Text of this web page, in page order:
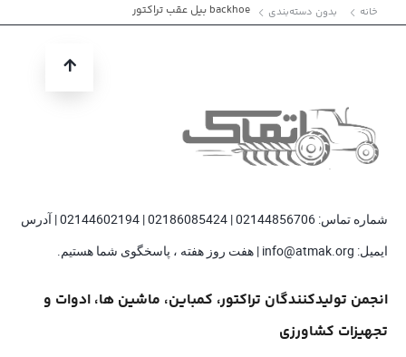
خانه بدون دسته‌بندی backhoe بیل عقب تراکتور
شماره تماس: 02144856706 | 02186085424 | 02144602194 | آدرس
ایمیل: info@atmak.org | هفت روز هفته ، پاسخگوی شما هستیم.
انجمن تولیدکنندگان تراکتور، کمباین، ماشین ها، ادوات و
تجهیزات کشاورزی